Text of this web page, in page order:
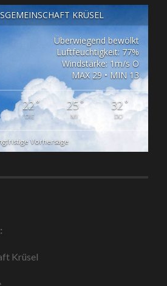
KRÜSEL
Überwiegend bewölkt
Luftfeuchtigkeit: 77%
Windstärke: 1m/s O
MAX 29 • MIN 13
22°
DIE
25°
MI
32 °
DO
Vorhersage
Krüsel